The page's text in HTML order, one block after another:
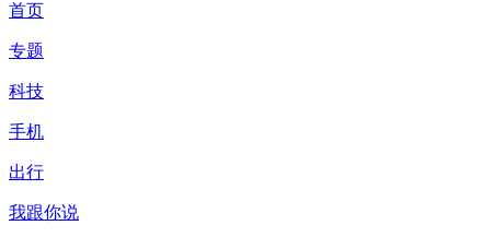
首页
专题
科技
手机
出行
我跟你说